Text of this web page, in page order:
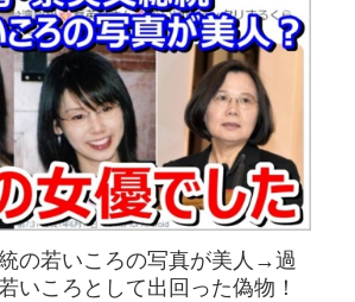
の若いころの写真が美人→過
いころとして出回った偽物！